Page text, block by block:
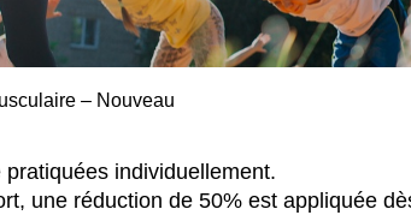
– Nouveau
individuellement.
une réduction de 50% est appliquée